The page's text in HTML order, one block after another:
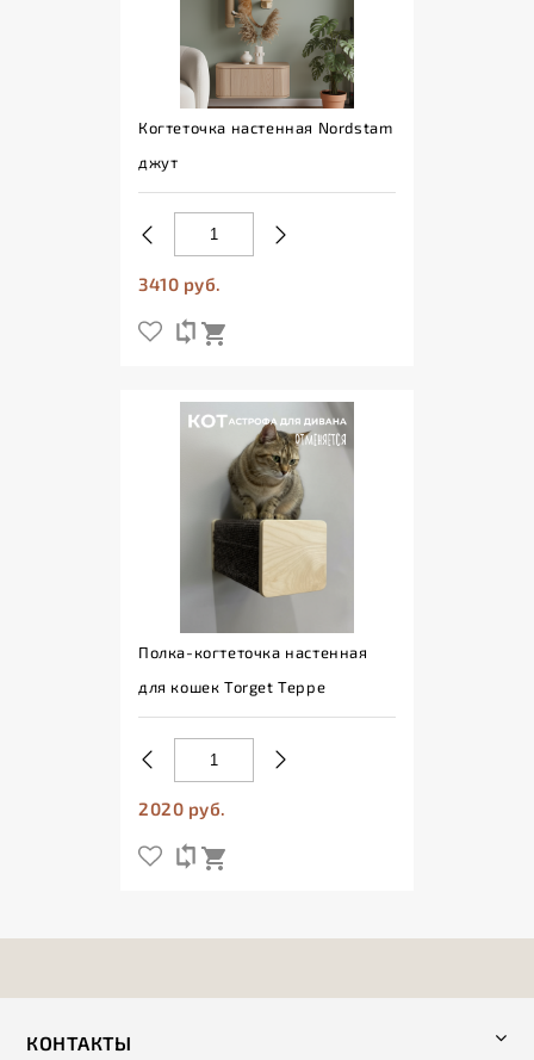
Когтеточка настенная Nordstam
джут
3410 руб.
Полка-когтеточка настенная
для кошек Torget Teppe
2020 руб.
КОНТАКТЫ